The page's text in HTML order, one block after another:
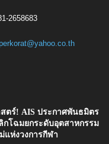
2658683
ตร์! AIS ประกาศพันธมิตร
กโฉมยกระดับอุตสาหกรรม
แห่งวงการกีฬา